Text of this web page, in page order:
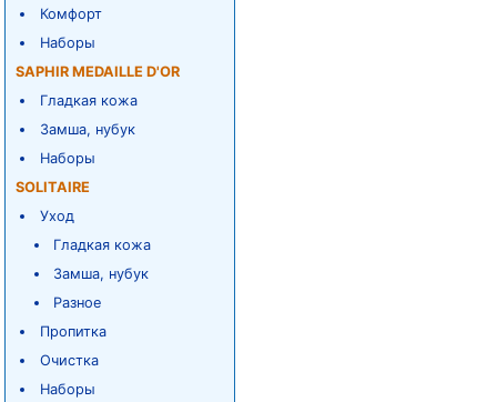
Комфорт
Наборы
SAPHIR MEDAILLE D'OR
Гладкая кожа
Замша, нубук
Наборы
SOLITAIRE
Уход
Гладкая кожа
Замша, нубук
Разное
Пропитка
Очистка
Наборы